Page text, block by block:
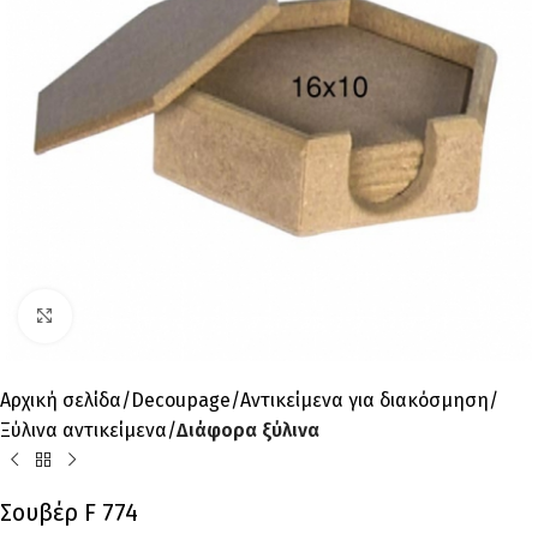
Αρχική σελίδα Decoupage Αντικείμενα για διακόσμηση
Ξύλινα αντικείμενα Διάφορα ξύλινα
Σουβέρ F 774